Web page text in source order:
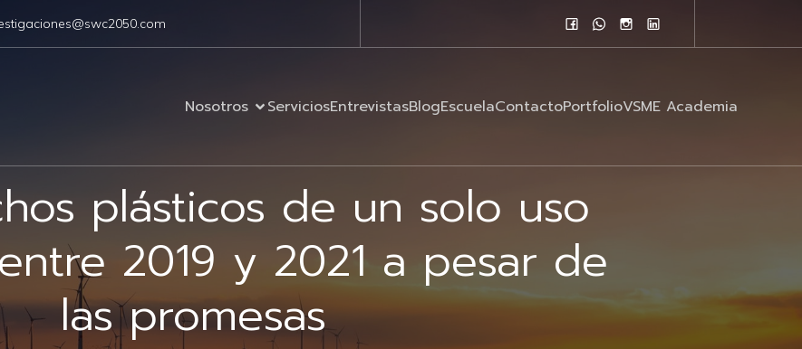
Nosotros ServiciosEntrevistasBlogEscuelaContactoPortfolioVSME Academia
plásticos de un solo uso
2019 y 2021 a pesar de
las promesas